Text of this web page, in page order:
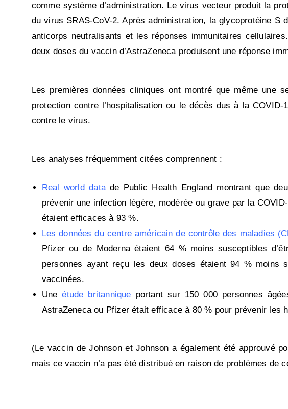
comme système d’administration. Le virus vecteur produit la
du virus SRAS-CoV-2. Après administration, la glycoprotéine
anticorps neutralisants et les réponses immunitaires
deux doses du vaccin d’AstraZeneca produisent une réponse
Les premières données cliniques ont montré que même
protection contre l’hospitalisation ou le décès dus à la
contre le virus.
Les analyses fréquemment citées comprennent :
Real world datade Public Health England montrant que
prévenir une infection légère, modérée ou grave par la
étaient efficaces à 93 %.
Les données du centre américain de contrôle des maladies
Pfizer ou de Moderna étaient 64 % moins susceptibles
personnes ayant reçu les deux doses étaient 94 % moins
vaccinées.
Uneétude britannique portant sur 150 000 personnes
AstraZeneca ou Pfizer était efficace à 80 % pour prévenir les
(Le vaccin de Johnson et Johnson a également été approuvé
mais ce vaccin n’a pas été distribué en raison de problèmes de